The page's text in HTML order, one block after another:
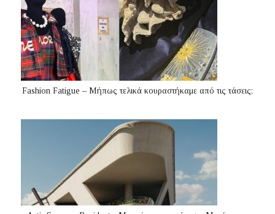
Fashion Fatigue – Μήπως τελικά κουραστήκαμε από τις τάσεις;